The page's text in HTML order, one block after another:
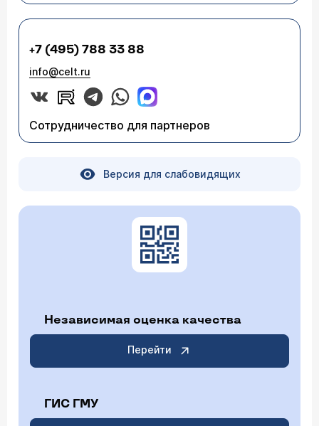
+7 (495) 788 33 88
info@celt.ru
Сотрудничество для партнеров
Версия для слабовидящих
Независимая оценка качества
Перейти
ГИС ГМУ